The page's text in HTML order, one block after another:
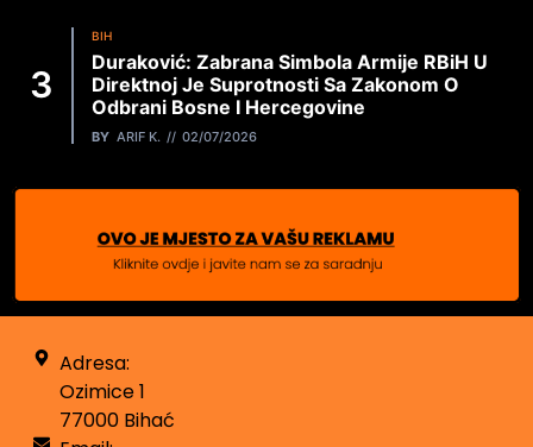
BIH
Duraković: Zabrana Simbola Armije RBiH U
Direktnoj Je Suprotnosti Sa Zakonom O
Odbrani Bosne I Hercegovine
BY ARIF K. 02/07/2026
Adresa:
Ozimice 1
77000 Bihać